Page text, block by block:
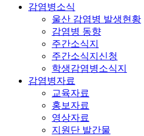
감염병소식
울산 감염병 발생현황
감염병 동향
주간소식지
주간소식지신청
학생감염병소식지
감염병자료
교육자료
홍보자료
영상자료
지원단 발간물